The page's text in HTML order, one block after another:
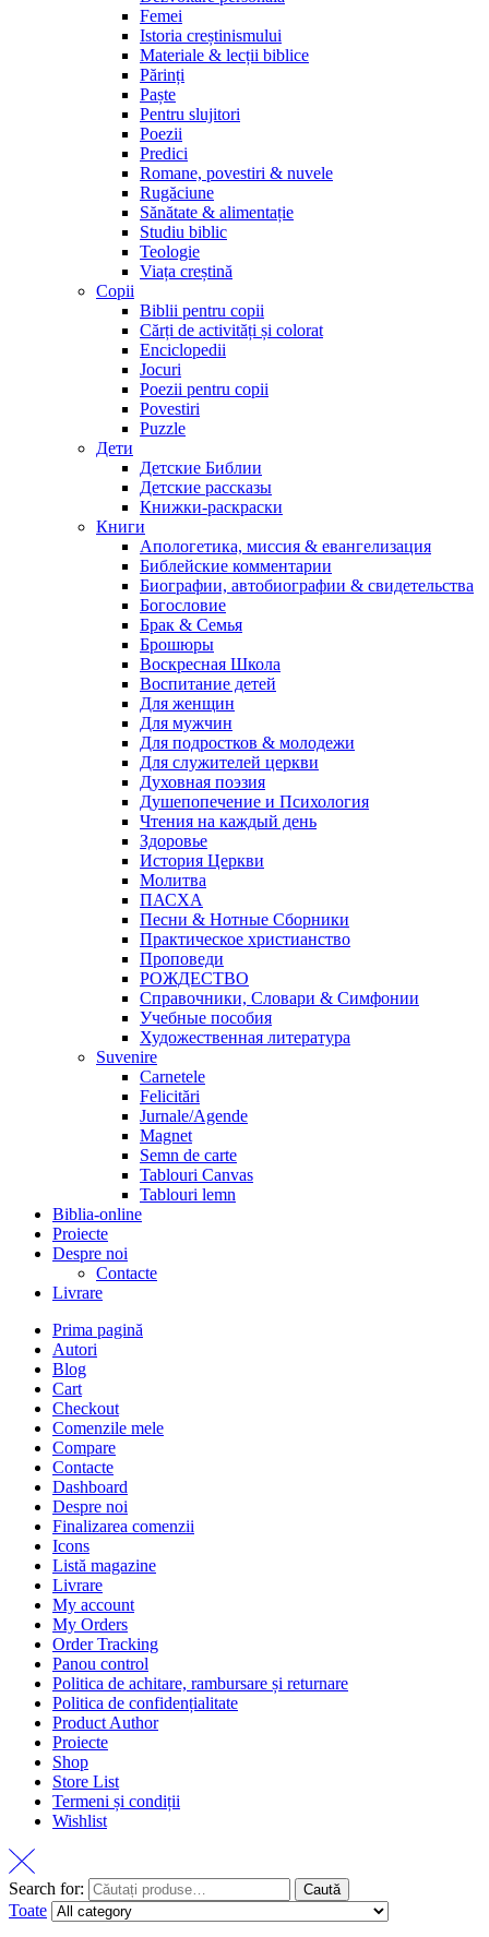
Femei
Istoria creștinismului
Materiale & lecții biblice
Părinți
Paște
Pentru slujitori
Poezii
Predici
Romane, povestiri & nuvele
Rugăciune
Sănătate & alimentație
Studiu biblic
Teologie
Viața creștină
Copii
Biblii pentru copii
Cărți de activități și colorat
Enciclopedii
Jocuri
Poezii pentru copii
Povestiri
Puzzle
Дети
Детские Библии
Детские рассказы
Книжки-раскраски
Книги
Апологетика, миссия & евангелизация
Библейские комментарии
Биографии, автобиографии & свидетельства
Богословие
Брак & Семья
Брошюры
Воскресная Школа
Воспитание детей
Для женщин
Для мужчин
Для подростков & молодежи
Для служителей церкви
Духовная поэзия
Душепопечение и Психология
Чтения на каждый день
Здоровье
История Церкви
Молитва
ПАСХА
Песни & Нотные Сборники
Практическое христианство
Проповеди
РОЖДЕСТВО
Справочники, Словари & Симфонии
Учебные пособия
Художественная литература
Suvenire
Carnetele
Felicitări
Jurnale/Agende
Magnet
Semn de carte
Tablouri Canvas
Tablouri lemn
Biblia-online
Proiecte
Despre noi
Contacte
Livrare
Prima pagină
Autori
Blog
Cart
Checkout
Comenzile mele
Compare
Contacte
Dashboard
Despre noi
Finalizarea comenzii
Icons
Listă magazine
Livrare
My account
My Orders
Order Tracking
Panou control
Politica de achitare, rambursare și returnare
Politica de confidențialitate
Product Author
Proiecte
Shop
Store List
Termeni și condiții
Wishlist
Search for: Caută
Toate